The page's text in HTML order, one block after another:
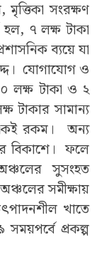
সংরক্ষণ
হল, ৭ লক্ষ টাকা
ব্যয়ে যা
যোগাযোগ ও
লক্ষ টাকা ও ২
টাকার সামান্য
রকম। অন্য
বিকাশে। ফলে
সুসংহত
সমীক্ষায়
খাতে
প্রকল্প